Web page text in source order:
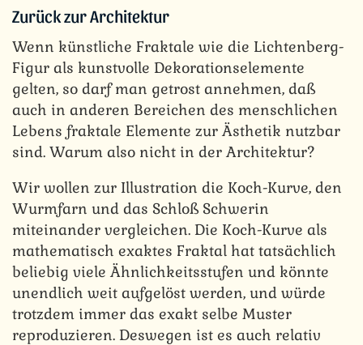
Zurück zur Architektur
Wenn künstliche Fraktale wie die Lichtenberg-
Figur als kunstvolle Dekorationselemente
gelten, so darf man getrost annehmen, daß
auch in anderen Bereichen des menschlichen
Lebens fraktale Elemente zur Ästhetik nutzbar
sind. Warum also nicht in der Architektur?
Wir wollen zur Illustration die Koch-Kurve, den
Wurmfarn und das Schloß Schwerin
miteinander vergleichen. Die Koch-Kurve als
mathematisch exaktes Fraktal hat tatsächlich
beliebig viele Ähnlichkeitsstufen und könnte
unendlich weit aufgelöst werden, und würde
trotzdem immer das exakt selbe Muster
reproduzieren. Deswegen ist es auch relativ